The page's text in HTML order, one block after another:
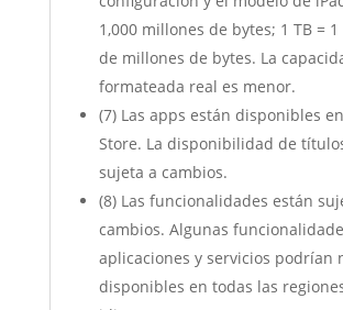
1,000 millones de bytes; 1 TB =
de millones de bytes. La
formateada real es menor.
(7) Las apps están disponibles
Store. La disponibilidad de
sujeta a cambios.
(8) Las funcionalidades están
cambios. Algunas
aplicaciones y servicios podrían
disponibles en todas las